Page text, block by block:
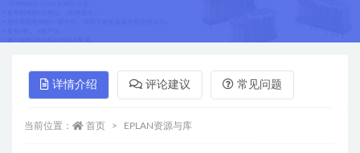
详情介绍 评论建议 常见问题
当前位置： 首页 EPLAN资源与库